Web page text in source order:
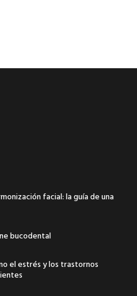
facial: la guía de una
bucodental
el estrés y los trastornos